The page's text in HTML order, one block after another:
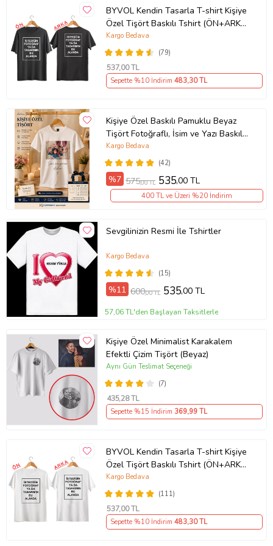
kumaş doğallığını korur.
Unisex kullanıma uygundur.
BANT GİYİM HAKKINDA:
Alt kültür ile popüler kültürü özgün
tasarımlarıyla harmanlayan Bant Giyim,
defalarca izlediğimiz filmler, dinlemekten asla
bıkmayacağımız şarkılar, bir oturuşta tüm
sezonunu bitirdiğimiz diziler, animeler, spor
dalları, kitaplar gibi bizi biz yapan her şey
hakkında yaratıcı tasarımlar hazırlayan bir giyim
markasıdır.
Ürün Kodu:kcm45943236
BYVOL Kendin Tasarla T-shirt Kişiye
Özel Tişört Baskılı Tshirt (ÖN+ARKA
BASKI) (Siyah)
(79)
Kargo Bedava
537,00 TL
Sepette %10 İndirim 483,30 TL
Kişiye Özel Baskılı Pamuklu Beyaz
Tişört Fotoğraflı, İsim ve Yazı Baskılı
Unisex Bisiklet Yaka
(42)
Kargo Bedava
%7 575,00 TL 535,00 TL
400 TL ve Üzeri %20 İndirim
Sevgilinizin Resmi İle Tshirtler
(15)
Kargo Bedava
%11 600,00 TL 535,00 TL
57,06 TL'den Başlayan Taksitlerle
Kişiye Özel Minimalist Karakalem
Efektli Çizim Tişört (Beyaz)
(7)
Aynı Gün Teslimat Seçeneği
435,28 TL
Sepette %15 İndirim 369,99 TL
BYVOL Kendin Tasarla T-shirt Kişiye
Özel Tişört Baskılı Tshirt (ÖN+ARKA
BASKI) (Beyaz)
(111)
Kargo Bedava
537,00 TL
Sepette %10 İndirim 483,30 TL